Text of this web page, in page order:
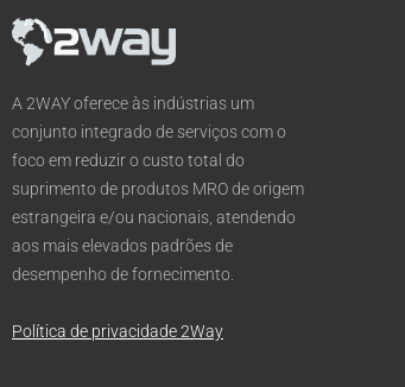
A 2WAY oferece às indústrias um
conjunto integrado de serviços com o
foco em reduzir o custo total do
suprimento de produtos MRO de origem
estrangeira e/ou nacionais, atendendo
aos mais elevados padrões de
desempenho de fornecimento.
Política de privacidade 2Way